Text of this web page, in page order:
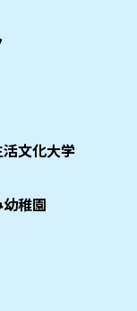
文化大学
幼稚園